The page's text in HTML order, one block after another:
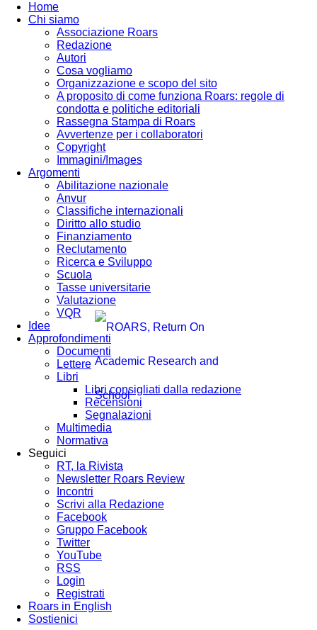
Home
Chi siamo
Associazione Roars
Redazione
Autori
Cosa vogliamo
Organizzazione e scopo del sito
A proposito di come funziona Roars: regole di
condotta e politiche editoriali
Rassegna Stampa di Roars
Avvertenze per i collaboratori
Copyright
Immagini/Images
Argomenti
Abilitazione nazionale
Anvur
Classifiche internazionali
Diritto allo studio
Finanziamento
Reclutamento
Ricerca e Sviluppo
Scuola
Tasse universitarie
Valutazione
VQR
Idee
Approfondimenti
Documenti
Lettere
Libri
Libri consigliati dalla redazione
Recensioni
Segnalazioni
Multimedia
Normativa
Seguici
RT, la Rivista
Newsletter Roars Review
Incontri
Scrivi alla Redazione
Facebook
Gruppo Facebook
Twitter
YouTube
RSS
Login
Registrati
Roars in English
Sostienici